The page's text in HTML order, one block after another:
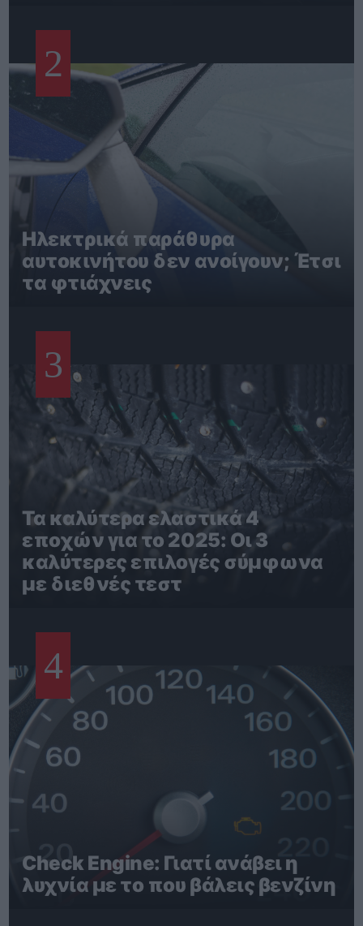
2
Ηλεκτρικά παράθυρα
αυτοκινήτου δεν ανοίγουν; Έτσι
τα φτιάχνεις
3
Τα καλύτερα ελαστικά 4
εποχών για το 2025: Οι 3
καλύτερες επιλογές σύμφωνα
με διεθνές τεστ
4
Check Engine: Γιατί ανάβει η
λυχνία με το που βάλεις βενζίνη